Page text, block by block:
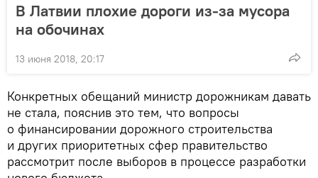
В Латвии плохие дороги из-за мусора
на обочинах
13 июня 2018, 20:17
Конкретных обещаний министр дорожникам давать
не стала, пояснив это тем, что вопросы
о финансировании дорожного строительства
и других приоритетных сфер правительство
рассмотрит после выборов в процессе разработки